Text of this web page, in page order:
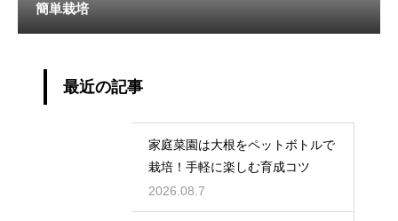
簡単栽培
最近の記事
家庭菜園は大根をペットボトルで
栽培！手軽に楽しむ育成コツ
2026.08.7